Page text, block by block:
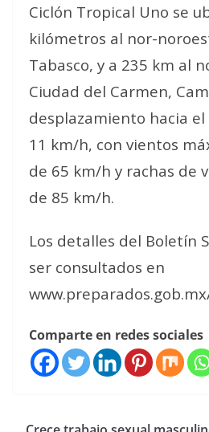
Ciclón Tropical Uno se
kilómetros al nor-
Tabasco, y a 235 km al
Ciudad del Carmen,
desplazamiento hacia
11 km/h, con vientos
de 65 km/h y rachas de
de 85 km/h.
Los detalles del Boletín
ser consultados en
Comparte en redes sociales